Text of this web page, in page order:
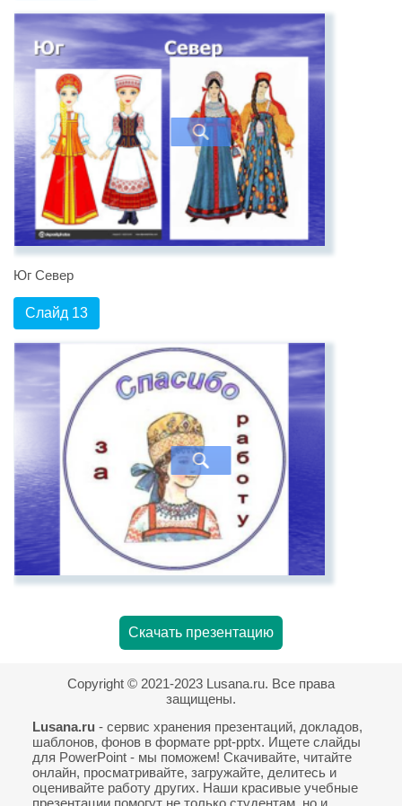
Юг Север
Слайд 13
Скачать презентацию
Copyright © 2021-2023 Lusana.ru. Все права
защищены.
Lusana.ru - сервис хранения презентаций, докладов,
шаблонов, фонов в формате ppt-pptx. Ищете слайды
для PowerPoint - мы поможем! Скачивайте, читайте
онлайн, просматривайте, загружайте, делитесь и
оценивайте работу других. Наши красивые учебные
презентации помогут не только студентам, но и